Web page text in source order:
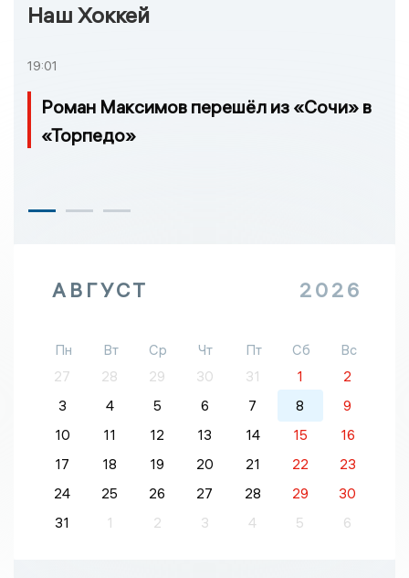
Наш Хоккей
19:01
Роман Максимов перешёл из «Сочи» в
«Торпедо»
АВГУСТ 2026
Пн Вт Ср Чт Пт Сб
Вс
27
28 29 30 31 1
2
3
4 5 6 7 8
9
10
11 12 13 14 15
16
17
18 19 20 21 22
23
24
25 26 27 28 29
30
31
1 2 3 4 5 6